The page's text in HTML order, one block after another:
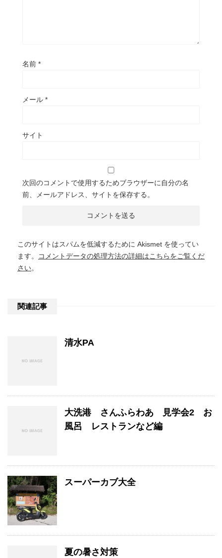
名前 *
メール *
サイト
次回のコメントで使用するためブラウザーに自分の名
前、メールアドレス、サイトを保存する。
このサイトはスパムを低減するために Akismet を使ってい
ます。
コメントデータの処理方法の詳細はこちらをご覧くだ
さい。
関連記事
清水PA
大洗港 さんふらわあ 見学会2 お
風呂 レストランなど編
スーパーカブ大全
夏の暑さ対策